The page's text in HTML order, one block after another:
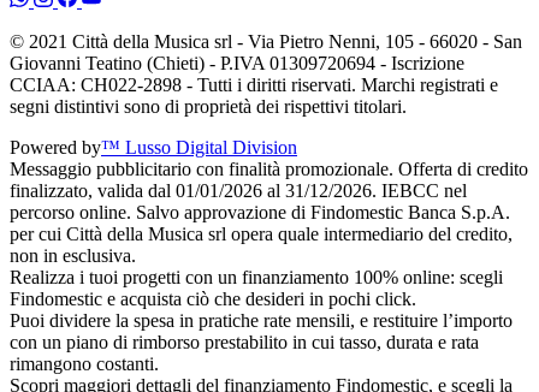
© 2021 Città della Musica srl - Via Pietro Nenni, 105 - 66020 - San
Giovanni Teatino (Chieti) - P.IVA 01309720694 - Iscrizione
CCIAA: CH022-2898 - Tutti i diritti riservati. Marchi registrati e
segni distintivi sono di proprietà dei rispettivi titolari.
Powered by™ Lusso Digital Division
Messaggio pubblicitario con finalità promozionale. Offerta di credito
finalizzato, valida dal 01/01/2026 al 31/12/2026. IEBCC nel
percorso online. Salvo approvazione di Findomestic Banca S.p.A.
per cui Città della Musica srl opera quale intermediario del credito,
non in esclusiva.
Realizza i tuoi progetti con un finanziamento 100% online: scegli
Findomestic e acquista ciò che desideri in pochi click.
Puoi dividere la spesa in pratiche rate mensili, e restituire l’importo
con un piano di rimborso prestabilito in cui tasso, durata e rata
rimangono costanti.
Scopri maggiori dettagli del finanziamento Findomestic, e scegli la